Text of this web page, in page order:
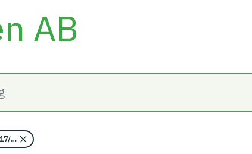
AB
Kriterium: Mat 07 Farliga ämnen/Bedömningskriterium 7: